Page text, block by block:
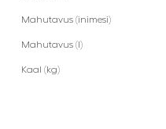
Mahutavus (inimesi)
Mahutavus (l)
Kaal (kg)